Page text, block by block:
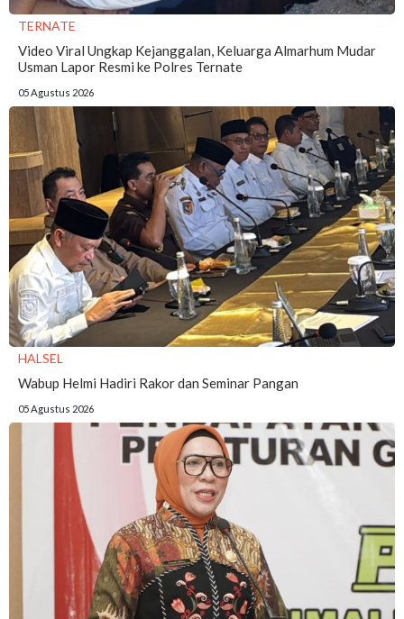
TERNATE
Video Viral Ungkap Kejanggalan, Keluarga Almarhum Mudar
Usman Lapor Resmi ke Polres Ternate
05 Agustus 2026
HALSEL
Wabup Helmi Hadiri Rakor dan Seminar Pangan
05 Agustus 2026